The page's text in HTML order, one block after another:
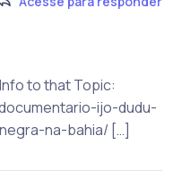
to that Topic:
ijo-dudu-
na-bahia/ […]